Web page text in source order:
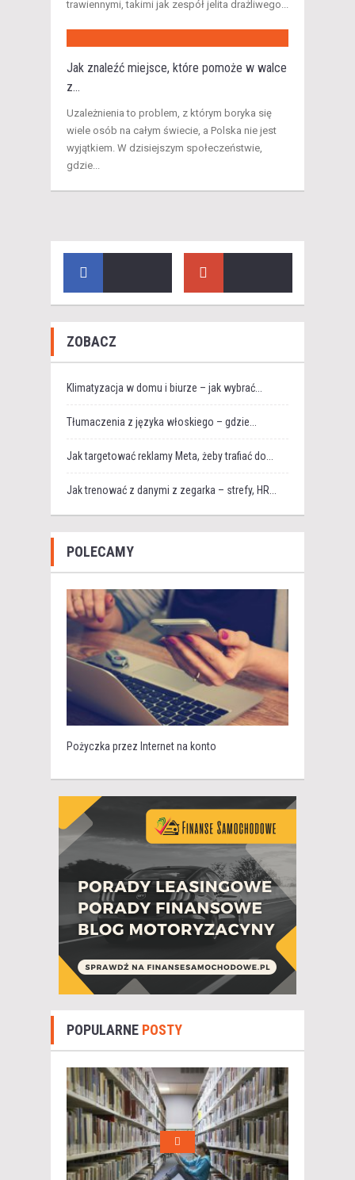
trawiennymi, takimi jak zespół jelita drażliwego...
Jak znaleźć miejsce, które pomoże w walce
z...
Uzależnienia to problem, z którym boryka się
wiele osób na całym świecie, a Polska nie jest
wyjątkiem. W dzisiejszym społeczeństwie,
gdzie...
ZOBACZ
Klimatyzacja w domu i biurze – jak wybrać...
Tłumaczenia z języka włoskiego – gdzie...
Jak targetować reklamy Meta, żeby trafiać do...
Jak trenować z danymi z zegarka – strefy, HR...
POLECAMY
Pożyczka przez Internet na konto
POPULARNE POSTY